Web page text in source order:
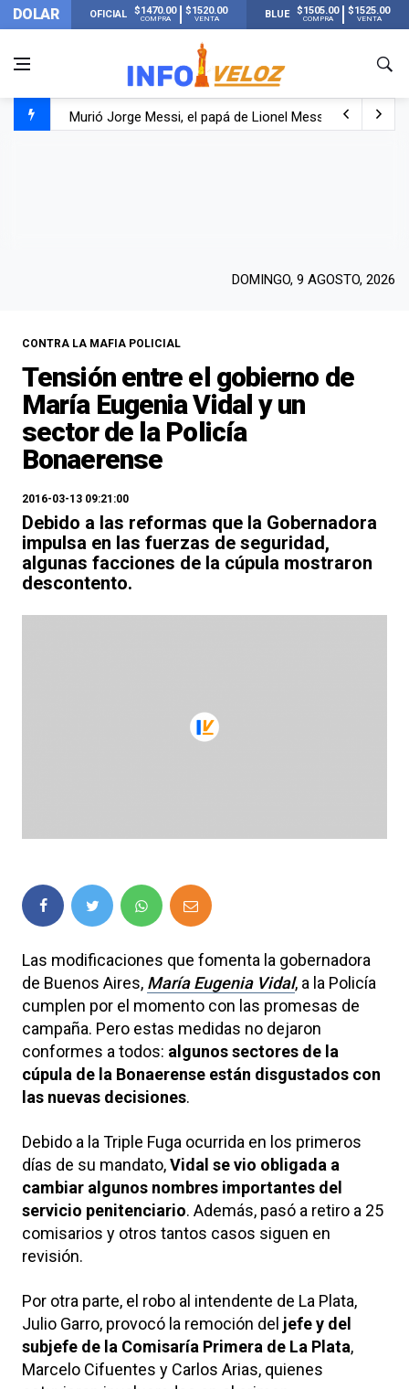
DOLAR OFICIAL $1470.00
COMPRA
$1520.00
VENTA BLUE $1505.00
COMPRA
$1525.00
VENTA
Murió Jorge Messi, el papá de Lionel Messi
DOMINGO, 9 AGOSTO, 2026
CONTRA LA MAFIA POLICIAL
Tensión entre el gobierno de
María Eugenia Vidal y un
sector de la Policía
Bonaerense
2016-03-13 09:21:00
Debido a las reformas que la Gobernadora
impulsa en las fuerzas de seguridad,
algunas facciones de la cúpula mostraron
descontento.
Las modificaciones que fomenta la gobernadora
de Buenos Aires, María Eugenia Vidal, a la Policía
cumplen por el momento con las promesas de
campaña. Pero estas medidas no dejaron
conformes a todos: algunos sectores de la
cúpula de la Bonaerense están disgustados con
las nuevas decisiones.
Debido a la Triple Fuga ocurrida en los primeros
días de su mandato,Vidal se vio obligada a
cambiar algunos nombres importantes del
servicio penitenciario. Además, pasó a retiro a 25
comisarios y otros tantos casos siguen en
revisión.
Por otra parte, el robo al intendente de La Plata,
Julio Garro, provocó la remoción del jefe y del
subjefe de la Comisaría Primera de La Plata,
Marcelo Cifuentes y Carlos Arias, quienes